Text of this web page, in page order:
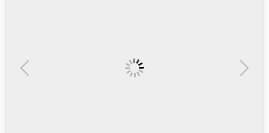
Previous Next